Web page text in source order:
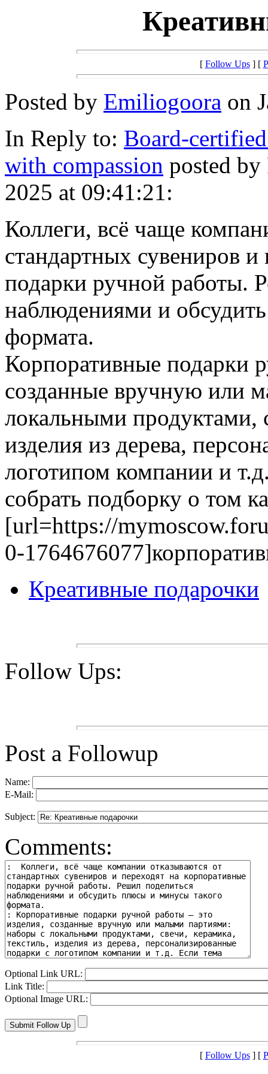
[ Follow Ups] [
Posted by Emiliogoora on
In Reply to: Board-
with compassion posted
2025 at 09:41:21:
Коллеги, всё чаще
стандартных сувениров
подарки ручной работы.
наблюдениями и
формата.
Корпоративные подарки
созданные вручную или
локальными продуктами,
изделия из дерева,
логотипом компании и
собрать подборку о том
[url=https://
0-
Креативные подарочки
Follow Ups:
Post a Followup
Name:
E-Mail:
Subject:
Comments:
Optional Link URL:
Link Title:
Optional Image URL:
[ Follow Ups] [